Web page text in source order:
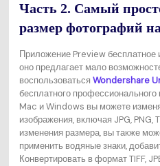
Часть 2. Самый
размер фотографий
Приложение Preview бесплатное
оно предлагает мало
воспользоваться Wondershare
бесплатного
Mac и Windows вы можете
изображения, включая JPG, PNG,
изменения размера, вы также
применить водяные знаки,
Конвертировать в формат TIFF,